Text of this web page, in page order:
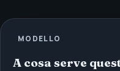
MODELLO
A cosa serve